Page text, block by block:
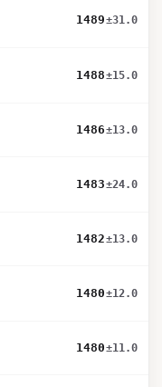
1489±31.0
1488±15.0
1486±13.0
1483±24.0
1482±13.0
1480±12.0
1480±11.0